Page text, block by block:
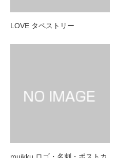
LOVE タペストリー